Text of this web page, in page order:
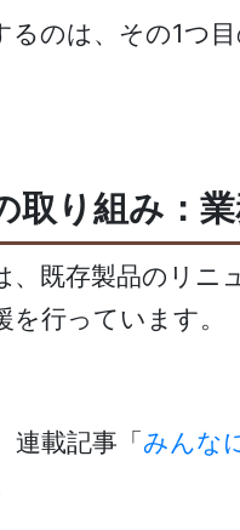
るのは、その1つ
取り組み：
、既存製品のリニ
を行っています。
連載記事「みんな